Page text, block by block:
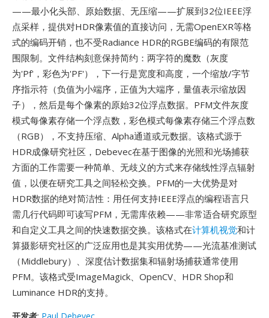
——最小化头部、原始数据、无压缩——扩展到32位IEEE浮
点采样，提供对HDR像素值的直接访问，无需OpenEXR等格
式的编码开销，也不受Radiance HDR的RGBE编码的有限范
围限制。文件结构刻意保持简约：两字符的魔数（灰度
为'Pf'，彩色为'PF'），下一行是宽度和高度，一个缩放/字节
序指示符（负值为小端序，正值为大端序，量值表示缩放因
子），然后是每个像素的原始32位浮点数据。PFM文件灰度
模式每像素存储一个浮点数，彩色模式每像素存储三个浮点数
（RGB），不支持压缩、Alpha通道或元数据。该格式源于
HDR成像研究社区，Debevec在基于图像的光照和光场捕获
方面的工作需要一种简单、无歧义的方式来存储线性浮点辐射
值，以便在研究工具之间轻松交换。PFM的一大优势是对
HDR数据的绝对简洁性：用任何支持IEEE浮点的编程语言只
需几行代码即可读写PFM，无需库依赖——非常适合研究原型
和自定义工具之间的快速数据交换。该格式在计算机视觉和计
算摄影研究社区的广泛应用也是其实用优势——光流基准测试
（Middlebury）、深度估计数据集和辐射场捕获通常使用
PFM。该格式受ImageMagick、OpenCV、HDR Shop和
Luminance HDR的支持。